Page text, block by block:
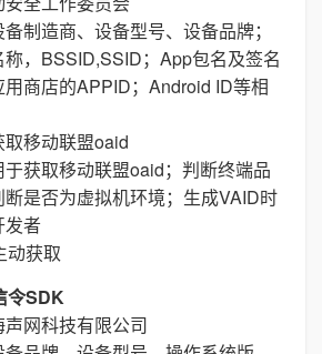
制造商、设备型号、设备品牌；
，BSSID,SSID；App包名及签名
商店的APPID；Android ID等相
移动联盟oaid
获取移动联盟oaid；判断终端品
是否为虚拟机环境；生成VAID时
发者
动获取
令SDK
网科技有限公司